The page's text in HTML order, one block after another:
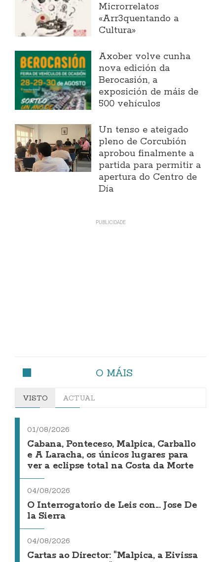
Microrrelatos
«Arr3quentando a
Cultura»
Axober volve cunha
nova edición da
Berocasión, a
exposición de máis de
500 vehículos
Un tenso e ateigado
pleno de Corcubión
aprobou finalmente a
partida para permitir a
apertura do Centro de
Día
O MÁIS
VISTO ACTUAL
01/08/2026
Cabana, Ponteceso, Malpica, Carballo
e A Laracha, os únicos lugares para
ver a eclipse total na Costa da Morte
04/08/2026
O Interrogatorio de Leis con... Jose De
la Sierra
04/08/2026
Cartas ao Director: "Malpica, a Eivissa